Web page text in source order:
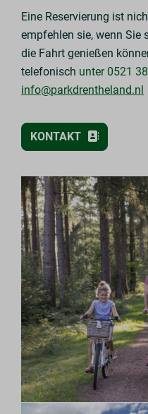
Eine Reservierung ist
empfehlen sie, wenn Sie
die Fahrt genießen
telefonisch unter 0521
info@parkdrentheland.nl
KONTAKT